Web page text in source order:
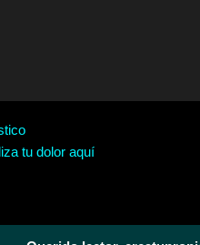
tu dolor aquí